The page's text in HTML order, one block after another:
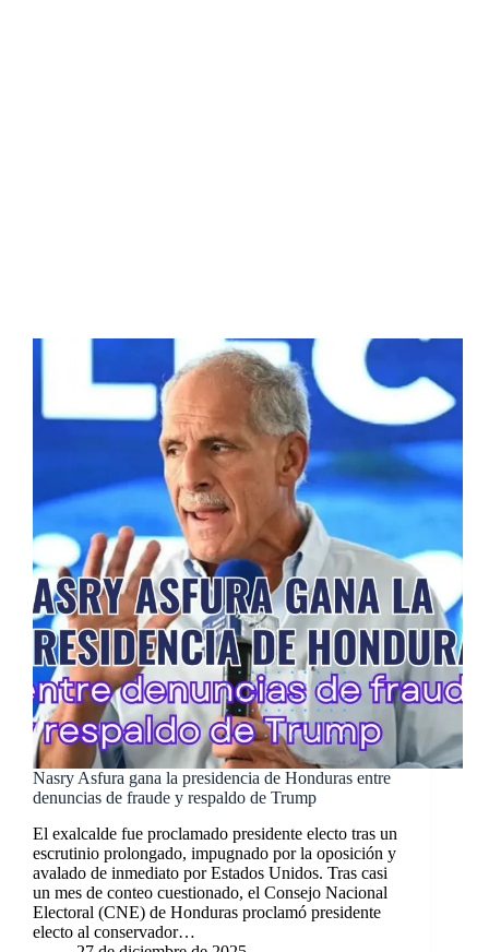
Nasry Asfura gana la presidencia de Honduras entre
denuncias de fraude y respaldo de Trump
El exalcalde fue proclamado presidente electo tras un
escrutinio prolongado, impugnado por la oposición y
avalado de inmediato por Estados Unidos. Tras casi
un mes de conteo cuestionado, el Consejo Nacional
Electoral (CNE) de Honduras proclamó presidente
electo al conservador…